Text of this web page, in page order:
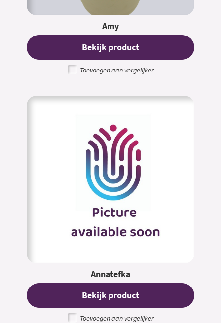
Amy
Bekijk product
Toevoegen aan vergelijker
Annatefka
Bekijk product
Toevoegen aan vergelijker